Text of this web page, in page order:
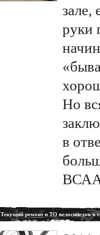
зале,
руки
Но
в
Текущий ремонт и ТО велосипедов в